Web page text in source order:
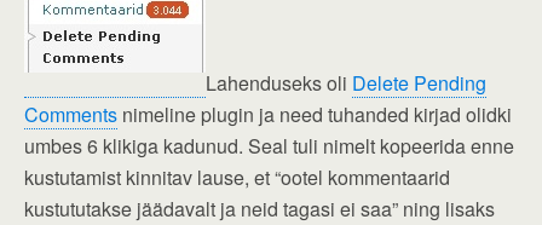
Lahenduseks oli Delete Pending
Comments nimeline plugin ja need tuhanded kirjad olidki
umbes 6 klikiga kadunud. Seal tuli nimelt kopeerida enne
kustutamist kinnitav lause, et “ootel kommentaarid
kustututakse jäädavalt ja neid tagasi ei saa” ning lisaks